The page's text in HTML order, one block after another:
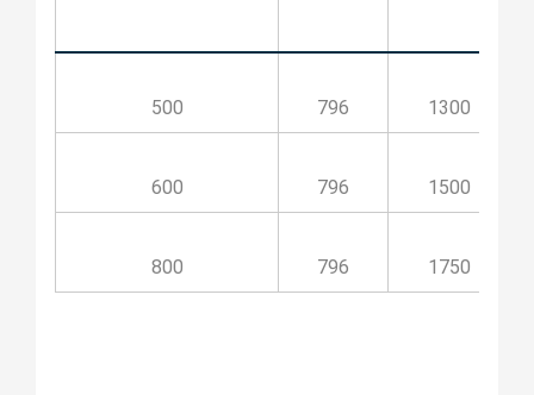
500 796 1300
600 796 1500
800 796 1750